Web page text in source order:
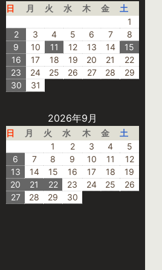
日 月 火 水 木 金
土
1
2
3 4 5 6 7
8
9
10 11 12 13 14
15
16
17 18 19 20 21
22
23
24 25 26 27 28
29
30
31
2026年9月
日 月 火 水 木 金
土
1
2 3 4
5
6
7 8 9 10 11
12
13
14 15 16 17 18
19
20
21 22 23 24 25
26
27
28 29 30